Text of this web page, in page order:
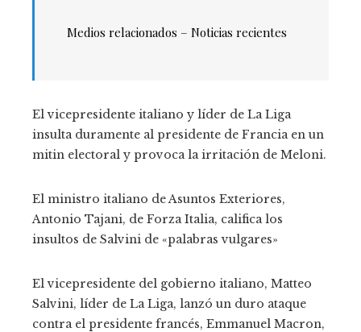
Medios relacionados – Noticias recientes
El vicepresidente italiano y líder de La Liga
insulta duramente al presidente de Francia en un
mitin electoral y provoca la irritación de Meloni.
El ministro italiano de Asuntos Exteriores,
Antonio Tajani, de Forza Italia, califica los
insultos de Salvini de «palabras vulgares»
El vicepresidente del gobierno italiano, Matteo
Salvini, líder de La Liga, lanzó un duro ataque
contra el presidente francés, Emmanuel Macron,